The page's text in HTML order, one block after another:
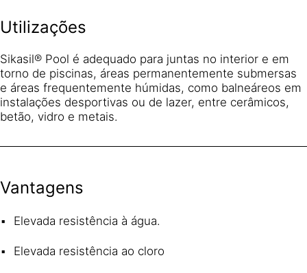
Utilizações
Sikasil® Pool é adequado para juntas no interior e em
torno de piscinas, áreas permanentemente submersas
e áreas frequentemente húmidas, como balneáreos em
instalações desportivas ou de lazer, entre cerâmicos,
betão, vidro e metais.
Vantagens
Elevada resistência à água.
Elevada resistência ao cloro